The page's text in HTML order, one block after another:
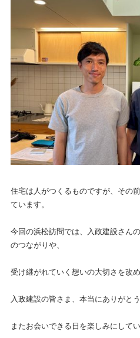
住宅は人がつくるものですが、その
ています。
今回の浜松訪問では、入政建設さん
のつながりや、
受け継がれていく想いの大切さを改
入政建設の皆さま、本当にありがと
またお会いできる日を楽しみにしてい